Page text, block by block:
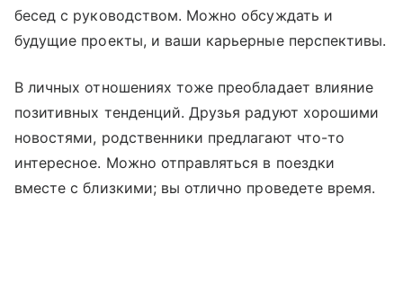
бесед с руководством. Можно обсуждать и
будущие проекты, и ваши карьерные перспективы.
В личных отношениях тоже преобладает влияние
позитивных тенденций. Друзья радуют хорошими
новостями, родственники предлагают что-то
интересное. Можно отправляться в поездки
вместе с близкими; вы отлично проведете время.